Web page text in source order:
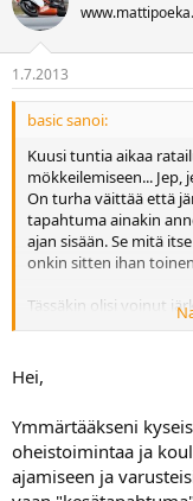
1.7.2013
basic sanoi:
Kuusi tuntia aikaa
mökkeilemiseen... Jep,
On turha väittää että
tapahtuma ainakin
ajan sisään. Se mitä
onkin sitten ihan
Tässäkin olisi voinut
ohjelmaa (ruokailua ja
Itsestään ei tapahdu
puutetta.
Tällaisenaan
kuin maahantuojan
makkaraa.
Hei,
Ymmärtääkseni
oheistoimintaa ja
ajamiseen ja